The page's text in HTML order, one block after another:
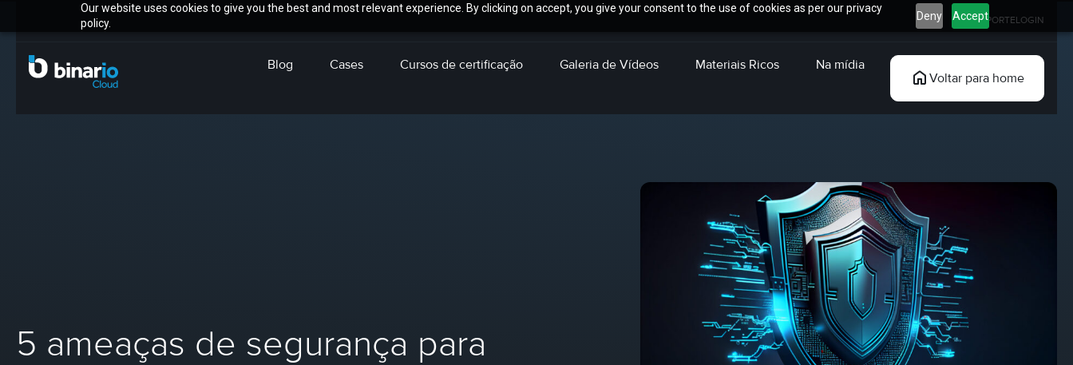
Our website uses cookies to give you the best and most relevant experience. By clicking on accept, you give your consent to the use of cookies as per our privacy
policy.
Deny AcceptSUPORTELOGIN
Blog Cases Cursos de certificação Galeria de Vídeos Materiais Ricos
Na mídia
Voltar para home
5 ameaças de segurança para